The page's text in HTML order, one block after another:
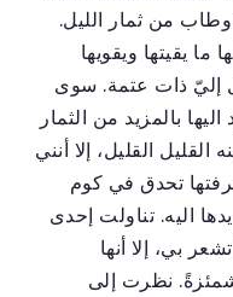
من ثمار الليل.
ما يقيتها ويقويها
إليّ ذات عتمة. سوى
بالمزيد من الثمار
القليل القليل، إلا أنني
تحدق في كوم
اليه. تناولت إحدى
بي، إلا أنها
نظرت إلى